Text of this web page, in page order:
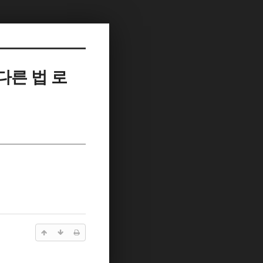
른 법 로